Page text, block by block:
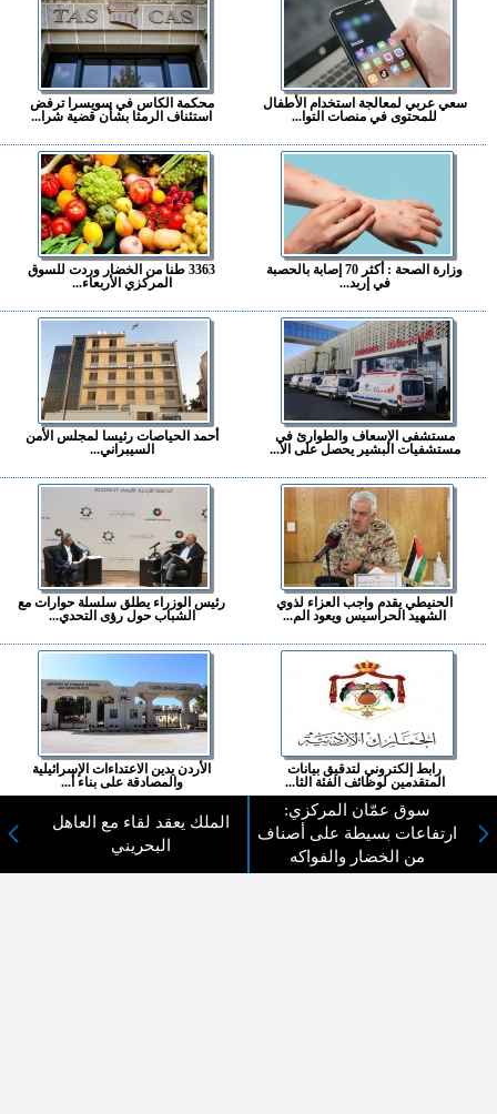
سعي عربي لمعالجة استخدام الأطفال
للمحتوى في منصات التوا...
محكمة الكاس في سويسرا ترفض
استئناف الرمثا بشأن قضية شرا...
وزارة الصحة : أكثر 70 إصابة بالحصبة
في إربد...
3363 طنا من الخضار وردت للسوق
المركزي الأربعاء...
مستشفى الإسعاف والطوارئ في
مستشفيات البشير يحصل على الا...
أحمد الحياصات رئيسا لمجلس الأمن
السيبراني...
الحنيطي يقدم واجب العزاء لذوي
الشهيد الحراسيس ويعود الم...
رئيس الوزراء يطلق سلسلة حوارات مع
الشباب حول رؤى التحدي...
رابط إلكتروني لتدقيق بيانات
المتقدمين لوظائف الفئة الثا...
الأردن يدين الاعتداءات الإسرائيلية
والمصادقة على بناء أ...
المزيد ...
اختيارات القراء
سوق عمّان المركزي:
ارتفاعات بسيطة على أصناف
من الخضار والفواكه
الملك يعقد لقاء مع العاهل
البحريني